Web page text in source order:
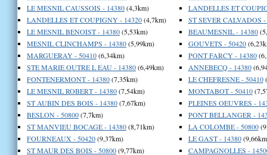
LE MESNIL CAUSSOIS - 14380(4,3km)
LANDELLES ET COUPIGNY - 14320(4,7km)
LE MESNIL BENOIST - 14380(5,53km)
MESNIL CLINCHAMPS - 14380(5,99km)
MARGUERAY - 50410(6,34km)
STE MARIE OUTRE L EAU - 14380(6,49km)
FONTENERMONT - 14380(7,35km)
LE MESNIL ROBERT - 14380(7,54km)
ST AUBIN DES BOIS - 14380(7,67km)
BESLON - 50800(7,7km)
ST MANVIEU BOCAGE - 14380(8,71km)
FOURNEAUX - 50420(9,37km)
ST MAUR DES BOIS - 50800(9,77km)
LANDELLES ET
ST SEVER CALVADOS -
BEAUMESNIL - 14380
GOUVETS - 50420
PONT FARCY - 14380
ANNEBECQ - 14380
LE CHEFRESNE - 50410
MONTABOT - 50410
PLEINES OEUVRES -
PONT BELLANGER -
LA COLOMBE - 50800
LE GAST - 14380
CAMPAGNOLLES -